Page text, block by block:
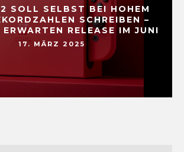
SOLL SELBST BEI HOHEM
SCHREIBEN –
ERWARTEN RELEASE IM JUNI
17. MÄRZ 2025